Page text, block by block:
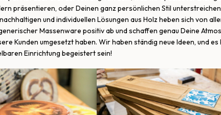
präsentieren, oder Deinen ganz persönlichen Stil
und individuellen Lösungen aus Holz heben sich von
Massenware positiv ab und schaffen genau Deine
Kunden umgesetzt haben. Wir haben ständig neue Ideen, und
Einrichtung begeistert sein!